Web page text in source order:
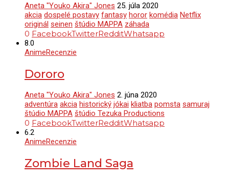
Aneta "Youko Akira" Jones 25. júla 2020
akcia dospelé postavy fantasy horor komédia Netflix
originál seinen štúdio MAPPA záhada
0 FacebookTwitterRedditWhatsapp
8.0
AnimeRecenzie
Dororo
Aneta "Youko Akira" Jones 2. júna 2020
adventúra akcia historický jókai kliatba pomsta samuraj
štúdio MAPPA štúdio Tezuka Productions
0 FacebookTwitterRedditWhatsapp
6.2
AnimeRecenzie
Zombie Land Saga